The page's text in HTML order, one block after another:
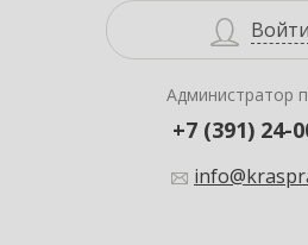
Войти
Администратор
+7 (391) 24-